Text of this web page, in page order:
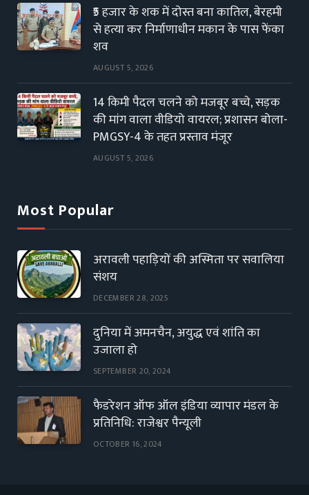
₹5 हजार के शक में दोस्त बना कातिल, बेरहमी
से हत्या कर निर्माणाधीन मकान के पास फेंका
शव
AUGUST 5, 2026
14 किमी पैदल चलने को मजबूर बच्चे, सड़क
की मांग वाला वीडियो वायरल; प्रशासन बोला-
PMGSY-4 के तहत प्रस्ताव मंजूर
AUGUST 5, 2026
Most Popular
अरावली पहाड़ियों की अस्मिता पर सवालिया
संशय
DECEMBER 28, 2025
दुनिया में अमनचैन, अयुद्ध एवं शांति का
उजाला हो
SEPTEMBER 20, 2024
फैडरेशन ऑफ ऑल इंडिया व्यापार मंडल के
प्रतिनिधि: राजेश्वर पैन्यूली
OCTOBER 16, 2024